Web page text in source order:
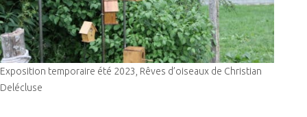
Exposition temporaire été 2023, Rêves d’oiseaux de Christian
Delécluse